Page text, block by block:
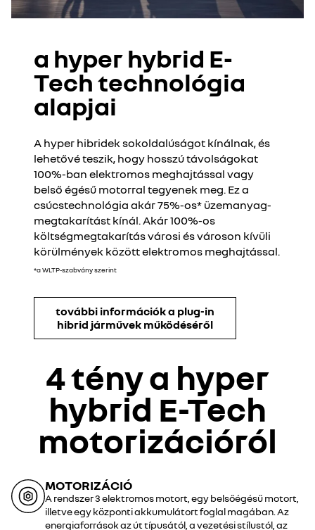
a hyper hybrid E-
Tech technológia
alapjai
A hyper hibridek sokoldalúságot kínálnak, és
lehetővé teszik, hogy hosszú távolságokat
100%-ban elektromos meghajtással vagy
belső égésű motorral tegyenek meg. Ez a
csúcstechnológia akár 75%-os* üzemanyag-
megtakarítást kínál. Akár 100%-os
költségmegtakarítás városi és városon kívüli
körülmények között elektromos meghajtással.
*a WLTP-szabvány szerint
további információk a plug-in
hibrid járművek működéséről
4 tény a hyper
hybrid E-Tech
motorizációról
MOTORIZÁCIÓ
A rendszer 3 elektromos motort, egy belsőégésű motort,
illetve egy központi akkumulátort foglal magában. Az
energiaforrások az út típusától, a vezetési stílustól, az